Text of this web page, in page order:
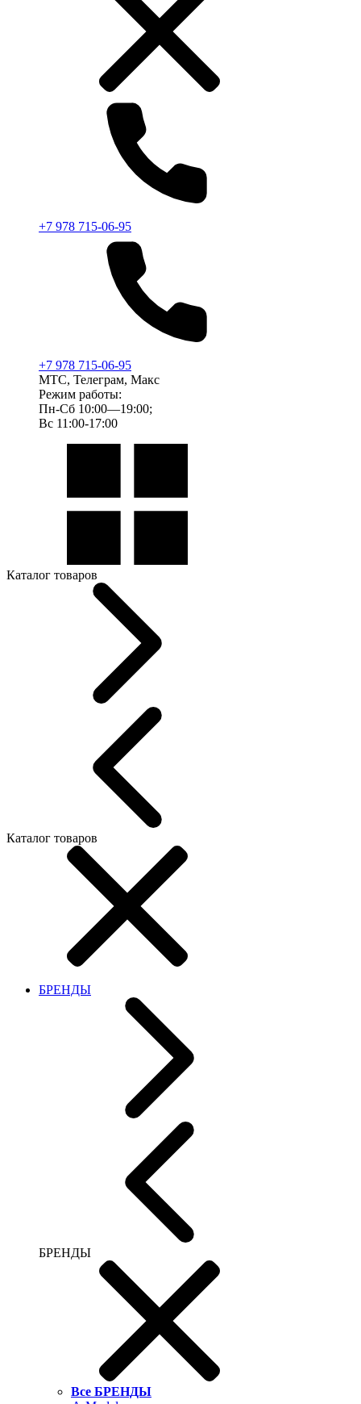
+7 978 715-06-95
+7 978 715-06-95
МТС, Телеграм, Макс
Режим работы:
Пн-Сб 10:00—19:00;
Вс 11:00-17:00
Каталог товаров
Каталог товаров
БРЕНДЫ
БРЕНДЫ
Все БРЕНДЫ